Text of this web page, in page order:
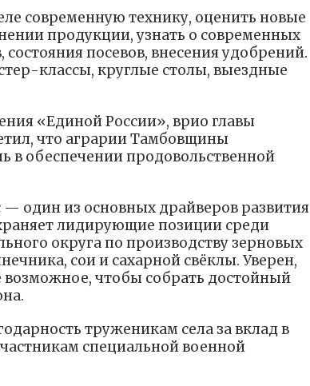
современную технику, оценить новые
продукции, узнать о современных
посевов, внесения удобрений.
классы, круглые столы, выездные
«Единой России», врио главы
что аграрии Тамбовщины
обеспечении продовольственной
один из основных драйверов развития
лидирующие позиции среди
округа по производству зерновых
сои и сахарной свёклы. Уверен,
возможное, чтобы собрать достойный
труженикам села за вклад в
специальной военной